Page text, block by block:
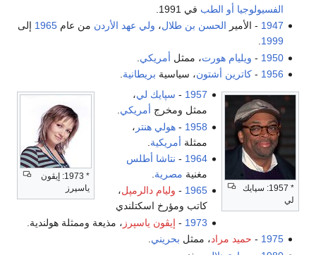
الفسيولوجيا أو الطب في 1991.
1947 - الأمير الحسن بن طلال، ولي عهد الأردن من عام1965 إلى
1999
.
1950
- ويليام هورت، ممثل أمريكي
1956
-كاترين أشتون، سياسية بريطانية.
* 1957: سپايك
لي
* 1973: إيڤون
ياسپرز
1957
- سپايك لي،
ممثل ومخرج أمريكي.
1958
- هولي هنتر ،
ممثلة أمريكية
1964
- نتاشا أطلس
مغنية مصرية
1965
- وليام دالرمپل،
كاتب ومؤرخ اسكتلندي
1973
- إيڤون ياسپرز ، مذيعة وممثلة هولندية.
1975
- حميد مراد، ممثل بحريني